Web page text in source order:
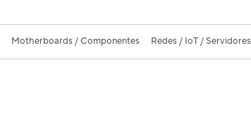
Motherboards / Componentes Redes / IoT / Servidores